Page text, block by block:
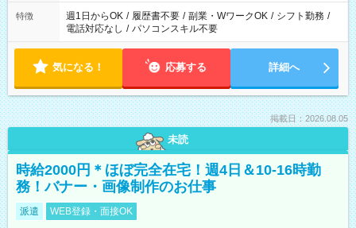
特徴 週1日からOK / 履歴書不要 / 副業・WワークOK / シフト勤務 /
電話対応なし / パソコンスキル不要
気になる！ 応募する 詳細へ
掲載日：2026.08.05
未読
時給2000円＊ほぼ完全在宅！週4日＆10-16時勤
務！バナー・画像制作のお仕事
派遣 WEB登録・面接OK